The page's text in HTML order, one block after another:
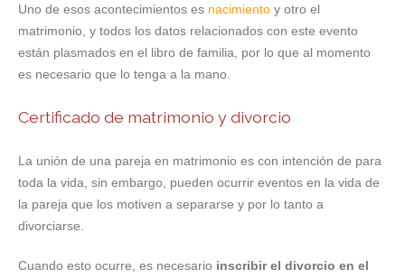
Uno de esos acontecimientos es nacimiento y otro el
matrimonio, y todos los datos relacionados con este evento
están plasmados en el libro de familia, por lo que al momento
es necesario que lo tenga a la mano.
Certificado de matrimonio y divorcio
La unión de una pareja en matrimonio es con intención de para
toda la vida, sin embargo, pueden ocurrir eventos en la vida de
la pareja que los motiven a separarse y por lo tanto a
divorciarse.
Cuando esto ocurre, es necesario inscribir el divorcio en el